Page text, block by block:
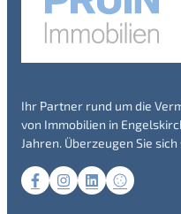
Ihr Partner rund um die
von Immobilien in
Jahren. Überzeugen Sie